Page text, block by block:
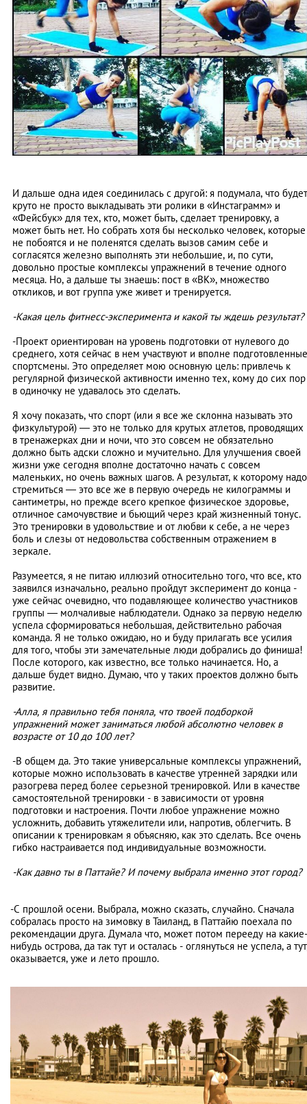
И дальше одна идея соединилась с другой: я подумала, что будет
круто не просто выкладывать эти ролики в «Инстаграмм» и
«Фейсбук» для тех, кто, может быть, сделает тренировку, а
может быть нет. Но собрать хотя бы несколько человек, которые
не побоятся и не поленятся сделать вызов самим себе и
согласятся железно выполнять эти небольшие, и, по сути,
довольно простые комплексы упражнений в течение одного
месяца. Но, а дальше ты знаешь: пост в «ВК», множество
откликов, и вот группа уже живет и тренируется.
-Какая цель фитнесс-эксперимента и какой ты ждешь результат?
-Проект ориентирован на уровень подготовки от нулевого до
среднего, хотя сейчас в нем участвуют и вполне подготовленные
спортсмены. Это определяет мою основную цель: привлечь к
регулярной физической активности именно тех, кому до сих пор
в одиночку не удавалось это сделать.
Я хочу показать, что спорт (или я все же склонна называть это
физкультурой) — это не только для крутых атлетов, проводящих
в тренажерках дни и ночи, что это совсем не обязательно
должно быть адски сложно и мучительно. Для улучшения своей
жизни уже сегодня вполне достаточно начать с совсем
маленьких, но очень важных шагов. А результат, к которому надо
стремиться — это все же в первую очередь не килограммы и
сантиметры, но прежде всего крепкое физическое здоровье,
отличное самочувствие и бьющий через край жизненный тонус.
Это тренировки в удовольствие и от любви к себе, а не через
боль и слезы от недовольства собственным отражением в
зеркале.
Разумеется, я не питаю иллюзий относительно того, что все, кто
заявился изначально, реально пройдут эксперимент до конца -
уже сейчас очевидно, что подавляющее количество участников
группы — молчаливые наблюдатели. Однако за первую неделю
успела сформироваться небольшая, действительно рабочая
команда. Я не только ожидаю, но и буду прилагать все усилия
для того, чтобы эти замечательные люди добрались до финиша!
После которого, как известно, все только начинается. Но, а
дальше будет видно. Думаю, что у таких проектов должно быть
развитие.
-Алла, я правильно тебя поняла, что твоей подборкой
упражнений может заниматься любой абсолютно человек в
возрасте от 10 до 100 лет?
-В общем да. Это такие универсальные комплексы упражнений,
которые можно использовать в качестве утренней зарядки или
разогрева перед более серьезной тренировкой. Или в качестве
самостоятельной тренировки - в зависимости от уровня
подготовки и настроения. Почти любое упражнение можно
усложнить, добавить утяжелители или, напротив, облегчить. В
описании к тренировкам я объясняю, как это сделать. Все очень
гибко настраивается под индивидуальные возможности.
-Как давно ты в Паттайе? И почему выбрала именно этот город?
-С прошлой осени. Выбрала, можно сказать, случайно. Сначала
собралась просто на зимовку в Таиланд, в Паттайю поехала по
рекомендации друга. Думала что, может потом перееду на какие-
нибудь острова, да так тут и осталась - оглянуться не успела, а
оказывается, уже и лето прошло.